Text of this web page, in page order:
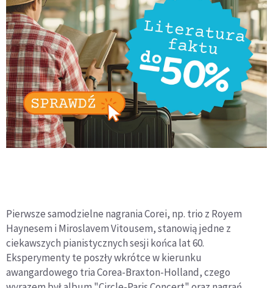
Pierwsze samodzielne nagrania Corei, np. trio z Royem
Haynesem i Miroslavem Vitousem, stanowią jedne z
ciekawszych pianistycznych sesji końca lat 60.
Eksperymenty te poszły wkrótce w kierunku
awangardowego tria Corea-Braxton-Holland, czego